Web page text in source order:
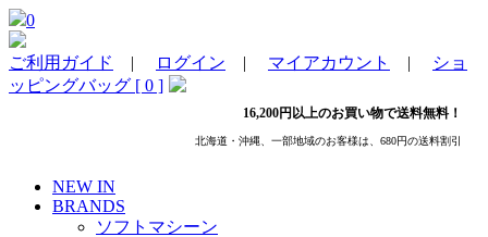
0
ご利用ガイド | ログイン | マイアカウント |
ショ
ッピングバッグ [ 0 ]
16,200円以上のお買い物で送料無料！
北海道・沖縄、一部地域のお客様は、680円の送料割引
NEW IN
BRANDS
ソフトマシーン